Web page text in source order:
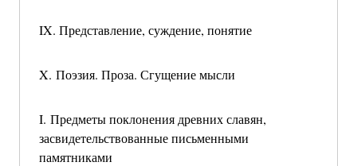
IX. Представление, суждение, понятие
X. Поэзия. Проза. Сгущение мысли
I. Предметы поклонения древних славян,
засвидетельствованные письменными
памятниками